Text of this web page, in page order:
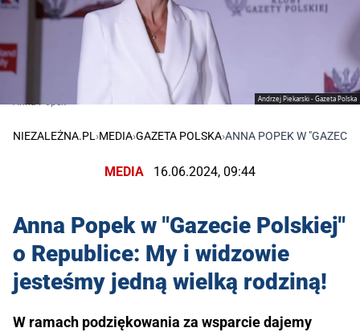
Andrzej Piekarski - Gazeta Polska
Anna Popek
NIEZALEŻNA.PL ›MEDIA›GAZETA POLSKA›ANNA POPEK W
MEDIA 16.06.2024, 09:44
Anna Popek w "Gazecie Polskiej"
o Republice: My i widzowie
jesteśmy jedną wielką rodziną!
W ramach podziękowania za wsparcie dajemy